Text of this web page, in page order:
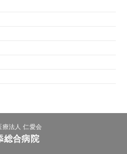
療法人 仁愛会
総合病院